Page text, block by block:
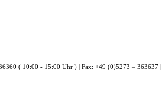
( 10:00 - 15:00 Uhr ) | Fax: +49 (0)5273 – 363637